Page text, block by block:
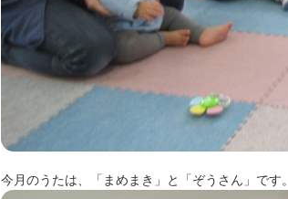
今月のうたは、「まめまき」と「ぞうさん」です。